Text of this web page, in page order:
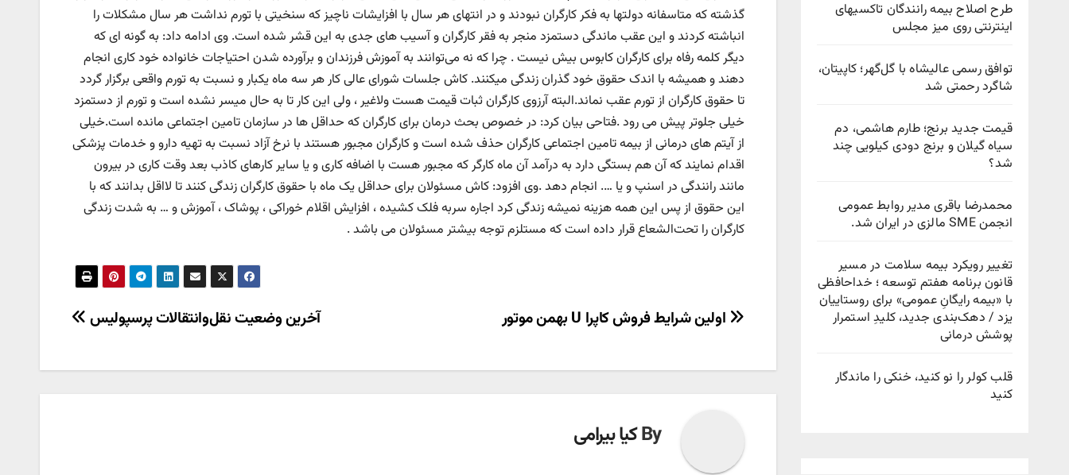
طرح اصلاح بیمه رانندگان تاکسیهای
اینترنتی روی میز مجلس
توافق رسمی عالیشاه با گل‌گهر؛ کاپیتان،
شاگرد رحمتی شد
قیمت جدید برنج؛ طارم هاشمی، دم
سیاه گیلان و برنج دودی کیلویی چند
شد؟
محمدرضا باقری مدیر روابط عمومی
انجمن SME مالزی در ایران شد.
تغییر رویکرد بیمه سلامت در مسیر
قانون برنامه هفتم توسعه ؛ خداحافظی
با «بیمه رایگانِ عمومی» برای روستاییان
یزد / دهک‌بندی جدید، کلیدِ استمرار
پوشش درمانی
قلب کولر را نو کنید، خنکی را ماندگار
کنید
گذشته که متاسفانه دولتها به فکر کارگران نبودند و در انتهای هر سال با افزایشات ناچیز که سنخیتی با تورم نداشت هر سال مشکلات را
انباشته کردند و این عقب ماندگی دستمزد منجر به فقر کارگران و آسیب های جدی به این قشر شده است. وی ادامه داد: به گونه ای که
دیگر کلمه رفاه برای کارگران کابوس بیش نیست . چرا که نه می‌توانند به آموزش فرزندان و برآورده شدن احتیاجات خانواده خود کاری انجام
دهند و همیشه با اندک حقوق خود گذران زندگی میکنند. کاش جلسات شورای عالی کار هر سه ماه یکبار و نسبت به تورم واقعی برگزار گردد
تا حقوق کارگران از تورم عقب نماند.البته آرزوی کارگران ثبات قیمت هست ولاغیر ، ولی این کار تا به حال میسر نشده است و تورم از دستمزد
خیلی جلوتر پیش می رود .فتاحی بیان کرد: در خصوص بحث درمان برای کارگران که حداقل ها در سازمان تامین اجتماعی مانده است.خیلی
از آیتم های درمانی از بیمه تامین اجتماعی کارگران حذف شده است و کارگران مجبور هستند با نرخ آزاد نسبت به تهیه دارو و خدمات پزشکی
اقدام نمایند که آن هم بستگی دارد به درآمد آن ماه کارگر که مجبور هست با اضافه کاری و یا سایر کارهای کاذب بعد وقت کاری در بیرون
مانند رانندگی در اسنپ و یا …. انجام دهد .وی افزود: کاش مسئولان برای حداقل یک ماه با حقوق کارگران زندگی کنند تا لااقل بدانند که با
این حقوق از پس این همه هزینه نمیشه زندگی کرد اجاره سربه فلک کشیده ، افزایش اقلام خوراکی ، پوشاک ، آموزش و … به شدت زندگی
کارگران را تحت‌الشعاع قرار داده است که مستلزم توجه بیشتر مسئولان می باشد .
راهبری
آخرین وضعیت نقل‌وانتقالات پرسپولیس اولین شرایط فروش کاپرا U بهمن موتور
Byکیا بیرامی